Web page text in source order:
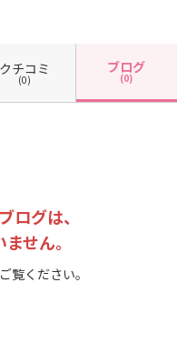
クチコミ
(0)
ブログ
(0)
ログは、
せん。
覧ください。